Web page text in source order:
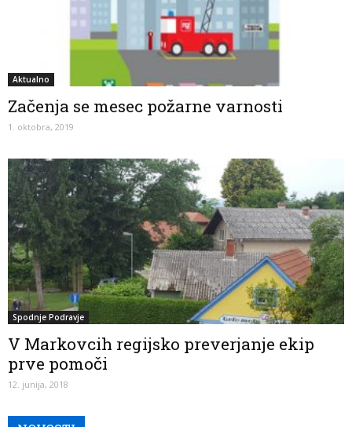
Aktualno
Začenja se mesec požarne varnosti
1. oktobra, 2019
Spodnje Podravje
V Markovcih regijsko preverjanje ekip
prve pomoči
12. junija, 2018